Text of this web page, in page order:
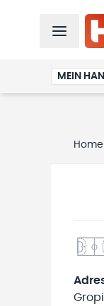
MEIN
Home